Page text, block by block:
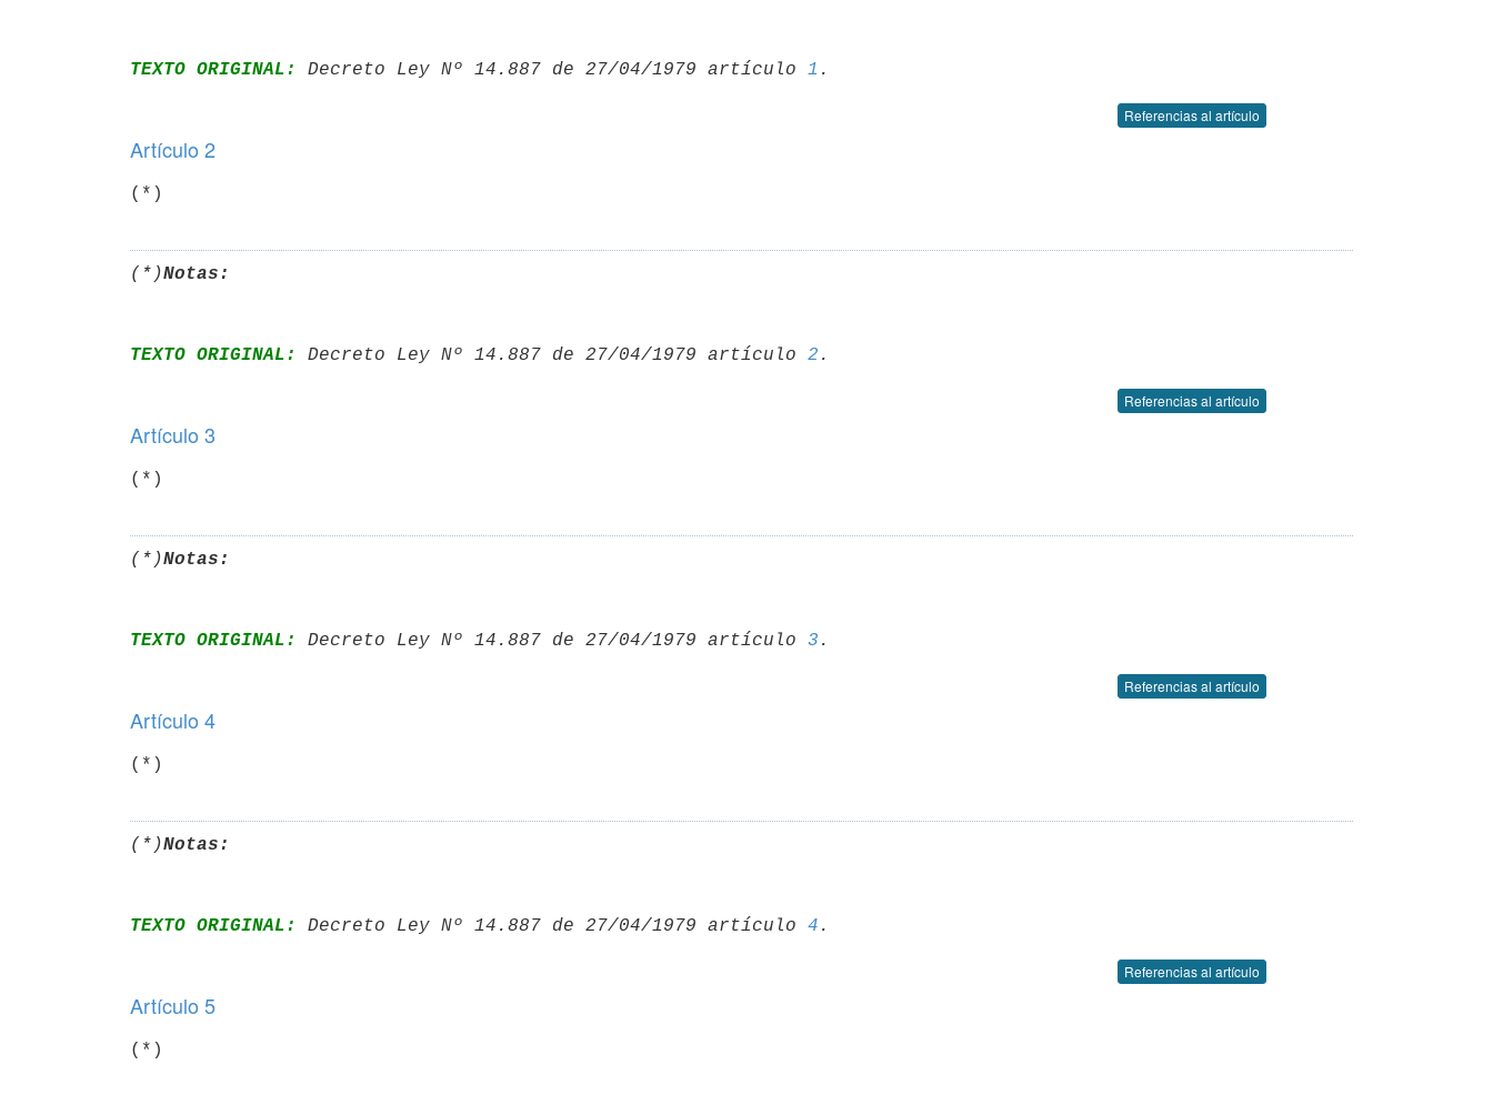
TEXTO ORIGINAL: Decreto Ley Nº 14.887 de 27/04/1979 artículo 1
Referencias al artículo
Artículo 2
(*)
(*)Notas:
TEXTO ORIGINAL: Decreto Ley Nº 14.887 de 27/04/1979 artículo 2
Referencias al artículo
Artículo 3
(*)
(*)Notas:
TEXTO ORIGINAL: Decreto Ley Nº 14.887 de 27/04/1979 artículo 3
Referencias al artículo
Artículo 4
(*)
(*)Notas:
TEXTO ORIGINAL: Decreto Ley Nº 14.887 de 27/04/1979 artículo 4
Referencias al artículo
Artículo 5
(*)